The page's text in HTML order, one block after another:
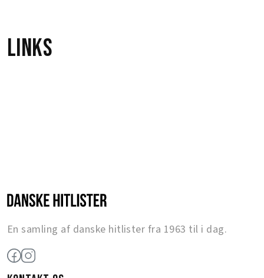
Links
En samling af danske hitlister fra 1963 til i dag.